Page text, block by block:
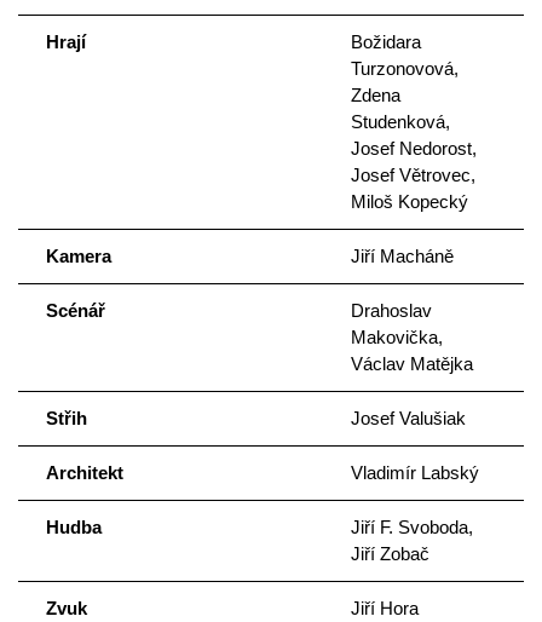
Hrají
Božidara
Turzonovová,
Zdena
Studenková,
Josef Nedorost,
Josef Větrovec,
Miloš Kopecký
Kamera Jiří Macháně
Scénář
Drahoslav
Makovička,
Václav Matějka
Střih Josef Valušiak
Architekt Vladimír Labský
Hudba
Jiří F. Svoboda,
Jiří Zobač
Zvuk Jiří Hora